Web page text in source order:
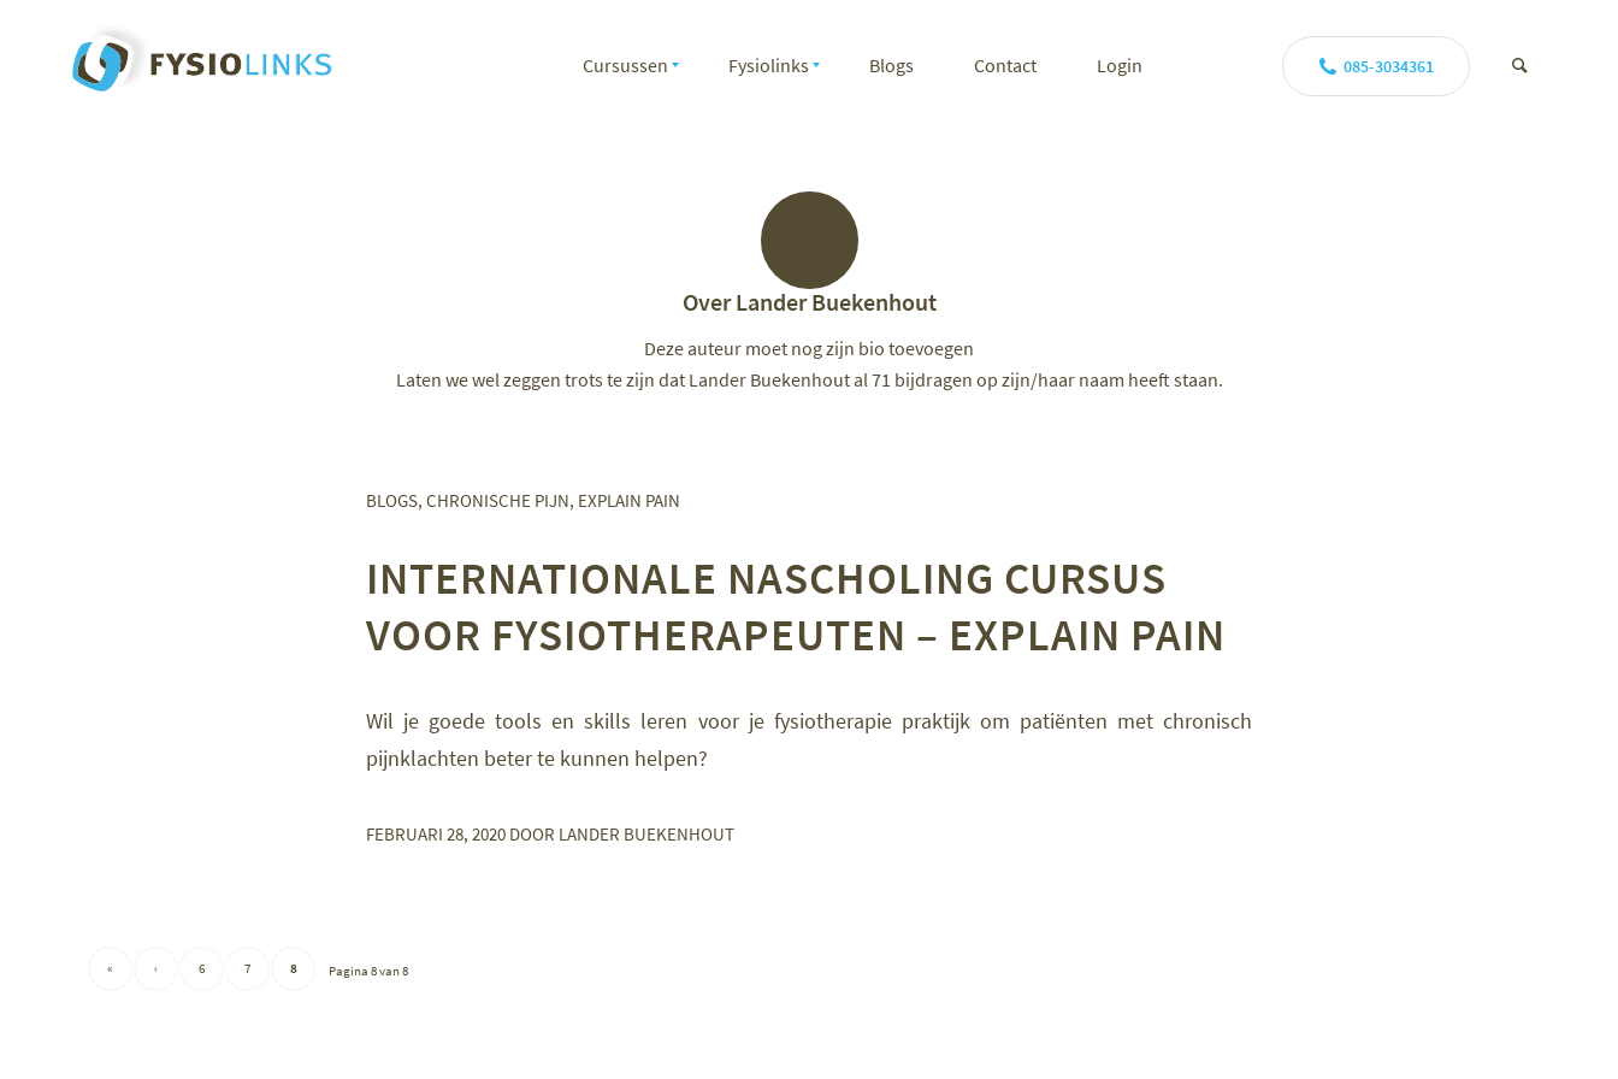
Cursussen Fysiolinks Blogs Contact Login 085-3034361
OverLander Buekenhout
Deze auteur moet nog zijn bio toevoegen
Laten we wel zeggen trots te zijn dat Lander Buekenhoutal 71 bijdragen op zijn/haar naam heeft staan.
BLOGS, CHRONISCHE PIJN, EXPLAIN PAIN
INTERNATIONALE NASCHOLING CURSUS
VOOR FYSIOTHERAPEUTEN – EXPLAIN PAIN
Wil je goede tools en skills leren voor je fysiotherapie praktijk om patiënten met chronisch
pijnklachten beter te kunnen helpen?
FEBRUARI 28, 2020 DOOR LANDER BUEKENHOUT
Pagina 8 van 8
« ‹ 6 7 8